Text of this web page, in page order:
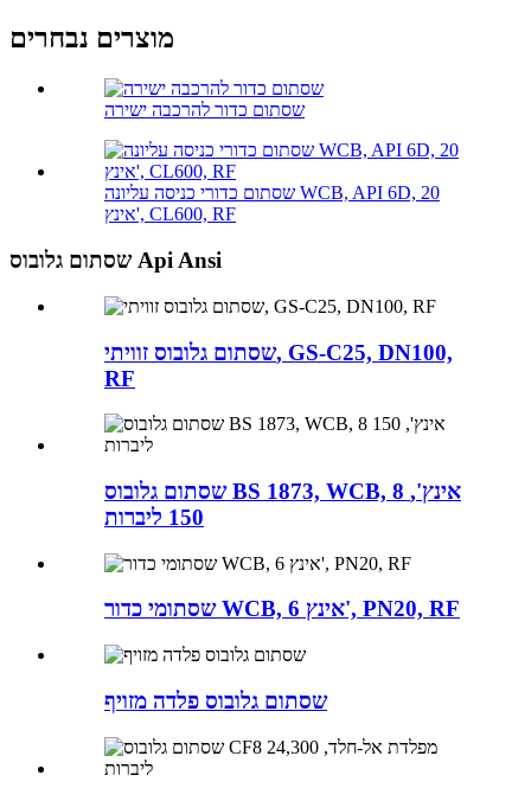
מוצרים נבחרים
שסתום כדור להרכבה ישירה
שסתום כדורי כניסה עליונה WCB, API 6D, 20
אינץ', CL600, RF
שסתום גלובוס Api Ansi
שסתום גלובוס זוויתי, GS-C25, DN100,
RF
שסתום גלובוס BS 1873, WCB, 8 אינץ',
150 ליברות
שסתומי כדור WCB, 6 אינץ', PN20, RF
שסתום גלובוס פלדה מזויף